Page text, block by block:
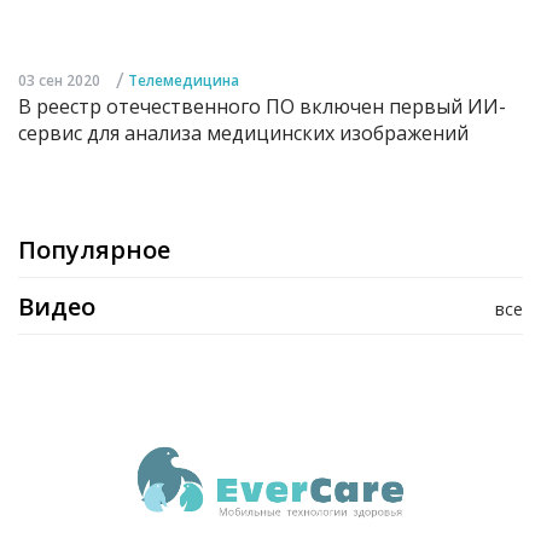
03 сен 2020 / Телемедицина
В реестр отечественного ПО включен первый ИИ-
сервис для анализа медицинских изображений
Популярное
все
Видео